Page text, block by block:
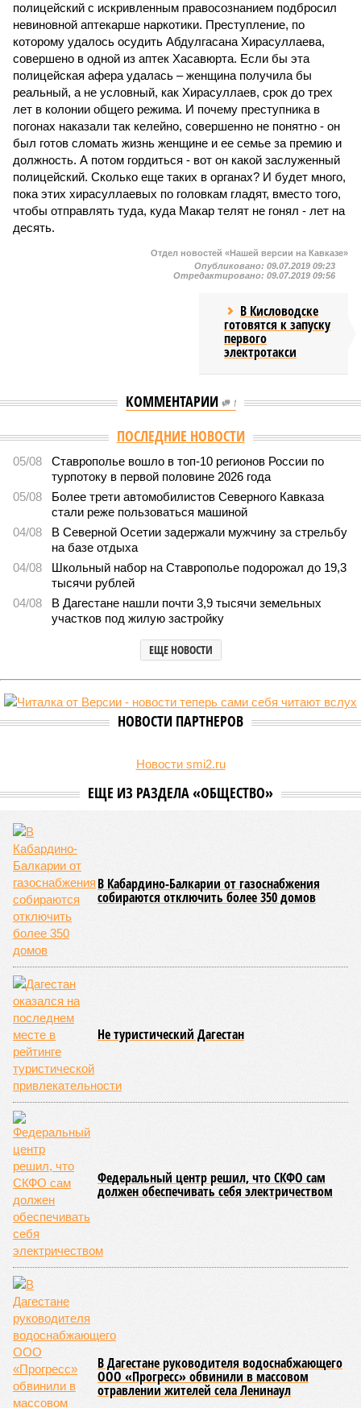
полицейский с искривленным правосознанием подбросил
невиновной аптекарше наркотики. Преступление, по
которому удалось осудить Абдулгасана Хирасуллаева,
совершено в одной из аптек Хасавюрта. Если бы эта
полицейская афера удалась – женщина получила бы
реальный, а не условный, как Хирасуллаев, срок до трех
лет в колонии общего режима. И почему преступника в
погонах наказали так келейно, совершенно не понятно - он
был готов сломать жизнь женщине и ее семье за премию и
должность. А потом гордиться - вот он какой заслуженный
полицейский. Сколько еще таких в органах? И будет много,
пока этих хирасуллаевых по головкам гладят, вместо того,
чтобы отправлять туда, куда Макар телят не гонял - лет на
десять.
Отдел новостей «Нашей версии на Кавказе»
Опубликовано: 09.07.2019 09:23
Отредактировано: 09.07.2019 09:56
В Кисловодске
готовятся к запуску
первого
электротакси
КОММЕНТАРИИ 1
ПОСЛЕДНИЕ НОВОСТИ
05/08
Ставрополье вошло в топ-10 регионов России по
турпотоку в первой половине 2026 года
05/08
Более трети автомобилистов Северного Кавказа
стали реже пользоваться машиной
04/08
В Северной Осетии задержали мужчину за стрельбу
на базе отдыха
04/08
Школьный набор на Ставрополье подорожал до 19,3
тысячи рублей
04/08
В Дагестане нашли почти 3,9 тысячи земельных
участков под жилую застройку
ЕЩЕ НОВОСТИ
НОВОСТИ ПАРТНЕРОВ
Новости smi2.ru
ЕЩЕ ИЗ РАЗДЕЛА «ОБЩЕСТВО»
В Кабардино-Балкарии от газоснабжения
собираются отключить более 350 домов
Не туристический Дагестан
Федеральный центр решил, что СКФО сам
должен обеспечивать себя электричеством
В Дагестане руководителя водоснабжающего
ООО «Прогресс» обвинили в массовом
отравлении жителей села Ленинаул